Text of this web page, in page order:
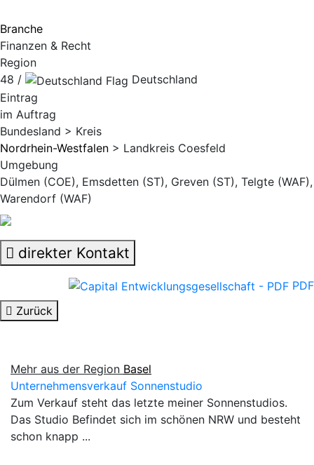
Branche
Finanzen & Recht
Region
48 /
Deutschland
Eintrag
im Auftrag
Bundesland > Kreis
Nordrhein-Westfalen > Landkreis Coesfeld
Umgebung
Dülmen (COE), Emsdetten (ST), Greven (ST), Telgte (WAF),
Warendorf (WAF)
direkter Kontakt
PDF
Zurück
Mehr aus der Region Basel
Unternehmensverkauf Sonnenstudio
Zum Verkauf steht das letzte meiner Sonnenstudios.
Das Studio Befindet sich im schönen NRW und besteht
schon knapp ...